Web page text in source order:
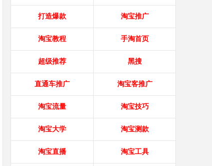
打造爆款 淘宝推广
淘宝教程 手淘首页
超级推荐 黑搜
直通车推广 淘宝客推广
淘宝流量 淘宝技巧
淘宝大学 淘宝测款
淘宝直播 淘宝工具